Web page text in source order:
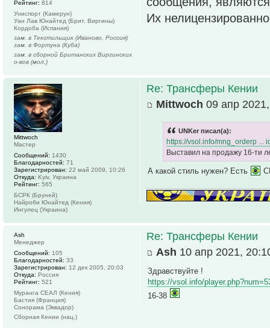
Их
Рейтинг: 814
Униспорт (Камерун)
Уан Лав Юнайтед (Брит. Виргины)
Кордоба (Испания)
зам. в Текстильщик (Иваново, Россия)
зам. в Фортуна (Куба)
зам. в сборной Британских Виргинских
о-вов (мол.)
Re: Трансферы Кении
Mittwoch 09 апр
UNKer писал(а):
https://vsol.info/mng_orderp ...
Выставил на продажу 16-ти
А какой стиль нужен? Есть
Mittwoch
Мастер
Сообщений: 1430
Благодарностей: 71
Зарегистрирован: 22 май 2009, 10:26
Откуда: Kyiv, Украина
Рейтинг: 565
БСРК (Бруней)
Найроби Юнайтед (Кения)
Ингулец (Украина)
Re: Трансферы Кении
Ash 10 апр 2021,
Здравствуйте !
https://vsol.info/
16-38
Ash
Менеджер
Сообщений: 105
Благодарностей: 33
Зарегистрирован: 12 дек 2005, 20:03
Откуда: Россия
Рейтинг: 521
Муранга СЕАЛ (Кения)
Бастия (Франция)
Сонорама (Эквадор)
Сборная Кении (нац.)